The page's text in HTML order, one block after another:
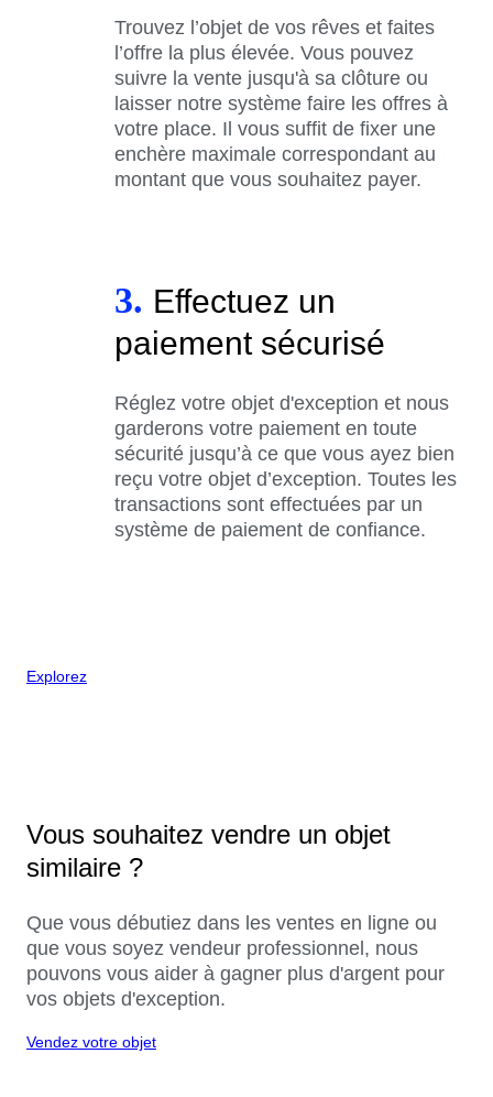
Trouvez l’objet de vos rêves et faites
l’offre la plus élevée. Vous pouvez
suivre la vente jusqu'à sa clôture ou
laisser notre système faire les offres à
votre place. Il vous suffit de fixer une
enchère maximale correspondant au
montant que vous souhaitez payer.
3. Effectuez un
paiement sécurisé
Réglez votre objet d'exception et nous
garderons votre paiement en toute
sécurité jusqu’à ce que vous ayez bien
reçu votre objet d’exception. Toutes les
transactions sont effectuées par un
système de paiement de confiance.
Explorez
Vous souhaitez vendre un objet
similaire ?
Que vous débutiez dans les ventes en ligne ou
que vous soyez vendeur professionnel, nous
pouvons vous aider à gagner plus d'argent pour
vos objets d'exception.
Vendez votre objet